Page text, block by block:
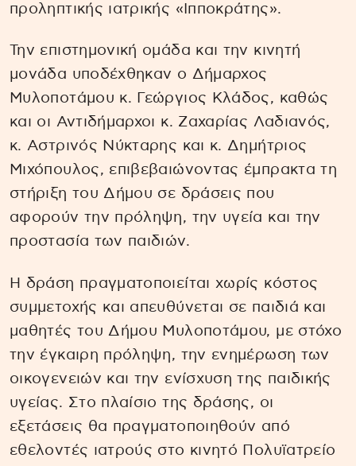
προληπτικής ιατρικής «Ιπποκράτης».
Την επιστημονική ομάδα και την κινητή
μονάδα υποδέχθηκαν ο Δήμαρχος
Μυλοποτάμου κ. Γεώργιος Κλάδος, καθώς
και οι Αντιδήμαρχοι κ. Ζαχαρίας Λαδιανός,
κ. Αστρινός Νύκταρης και κ. Δημήτριος
Μιχόπουλος, επιβεβαιώνοντας έμπρακτα τη
στήριξη του Δήμου σε δράσεις που
αφορούν την πρόληψη, την υγεία και την
προστασία των παιδιών.
Η δράση πραγματοποιείται χωρίς κόστος
συμμετοχής και απευθύνεται σε παιδιά και
μαθητές του Δήμου Μυλοποτάμου, με στόχο
την έγκαιρη πρόληψη, την ενημέρωση των
οικογενειών και την ενίσχυση της παιδικής
υγείας. Στο πλαίσιο της δράσης, οι
εξετάσεις θα πραγματοποιηθούν από
εθελοντές ιατρούς στο κινητό Πολυϊατρείο